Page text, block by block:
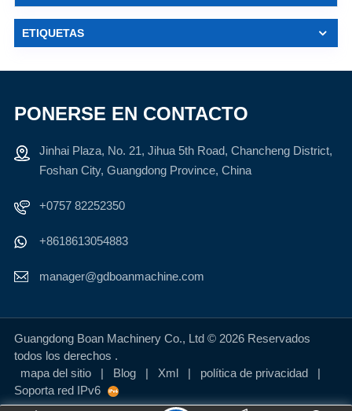
ETIQUETAS
PONERSE EN CONTACTO
Jinhai Plaza, No. 21, Jihua 5th Road, Chancheng District,
Foshan City, Guangdong Province, China
+0757 82252350
+8618613054883
manager@gdboanmachine.com
Guangdong Boan Machinery Co., Ltd © 2026 Reservados
todos los derechos .
mapa del sitio
| Blog | Xml | política de privacidad
|
Soporta red IPv6